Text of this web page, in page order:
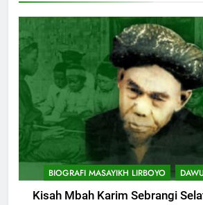
BIOGRAFI MASAYIKH LIRBOYO
Kisah Mbah Karim Sebrangi